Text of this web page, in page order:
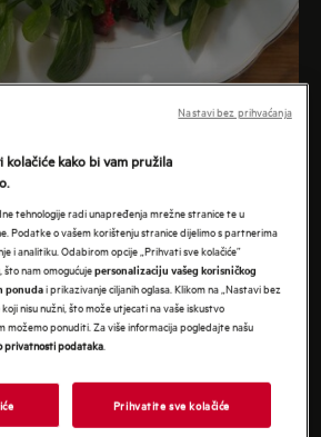
cubes. If the bread isn't hard
the oven.
of the beetroot, then scrape it and
kako bi vam pružila
tehnologije radi unapređenja mrežne stranice te u
Podatke o vašem korištenju stranice dijelimo s partnerima
i analitiku. Odabirom opcije „Prihvati sve kolačiće”
nam omogućujepersonalizaciju vašeg korisničkog
ponudai prikazivanje ciljanih oglasa. Klikom na „Nastavi bez
nisu nužni, što može utjecati na vaše iskustvo
možemo ponuditi. Za više informacija pogledajte našu
privatnosti podataka.
Prihvatite sve kolačiće
Nastavi bez prihvaćanja